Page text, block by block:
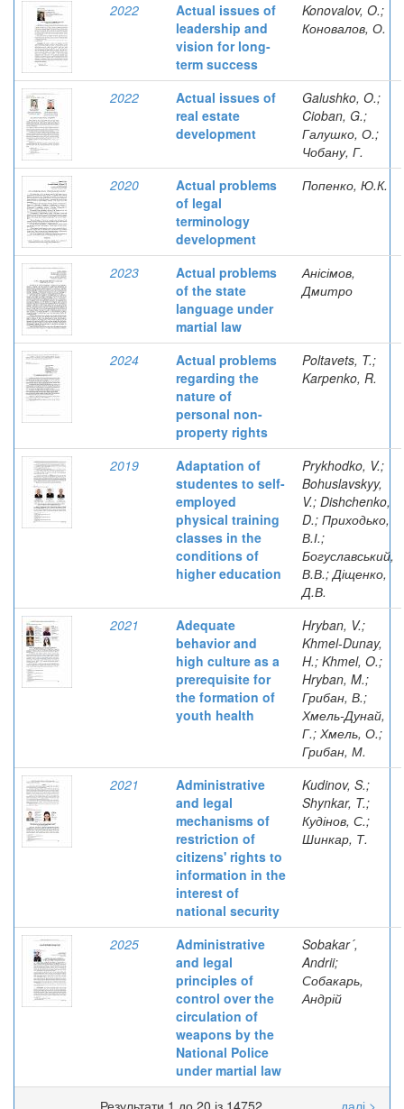
2022
Actual issues of
leadership and
vision for long-
term success
Konovalov, O.;
Коновалов, О.
2022
Actual issues of
real estate
development
Galushko, O.;
Cioban, G.;
Галушко, О.;
Чобану, Г.
2020
Actual problems
of legal
terminology
development
Попенко, Ю.К.
2023
Actual problems
of the state
language under
martial law
Анісімов,
Дмитро
2024
Actual problems
regarding the
nature of
personal non-
property rights
Poltavets, T.;
Karpenko, R.
2019
Adaptation of
studentes to self-
employed
physical training
classes in the
conditions of
higher education
Prykhodko, V.;
Bohuslavskyy,
V.; Dishchenko,
D.; Приходько,
В.І.;
Богуславський,
В.В.; Діщенко,
Д.В.
2021
Adequate
behavior and
high culture as a
prerequisite for
the formation of
youth health
Hryban, V.;
Khmel-Dunay,
H.; Khmel, O.;
Hryban, M.;
Грибан, В.;
Хмель-Дунай,
Г.; Хмель, О.;
Грибан, М.
2021
Administrative
and legal
mechanisms of
restriction of
citizens' rights to
information in the
interest of
national security
Kudinov, S.;
Shynkar, T.;
Кудінов, С.;
Шинкар, Т.
2025
Administrative
and legal
principles of
control over the
circulation of
weapons by the
National Police
under martial law
Sobakar´,
Andrii;
Собакарь,
Андрій
Результати 1 до 20 із 14752 далі >